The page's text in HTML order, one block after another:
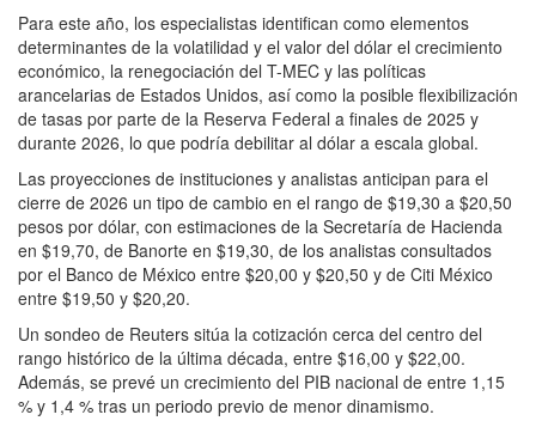
Para este año, los especialistas identifican como elementos
determinantes de la volatilidad y el valor del dólar el crecimiento
económico, la renegociación del T-MEC y las políticas
arancelarias de Estados Unidos, así como la posible flexibilización
de tasas por parte de la Reserva Federal a finales de 2025 y
durante 2026, lo que podría debilitar al dólar a escala global.
Las proyecciones de instituciones y analistas anticipan para el
cierre de 2026 un tipo de cambio en el rango de $19,30 a $20,50
pesos por dólar, con estimaciones de la Secretaría de Hacienda
en $19,70, de Banorte en $19,30, de los analistas consultados
por el Banco de México entre $20,00 y $20,50 y de Citi México
entre $19,50 y $20,20.
Un sondeo de Reuters sitúa la cotización cerca del centro del
rango histórico de la última década, entre $16,00 y $22,00.
Además, se prevé un crecimiento del PIB nacional de entre 1,15
% y 1,4 % tras un periodo previo de menor dinamismo.